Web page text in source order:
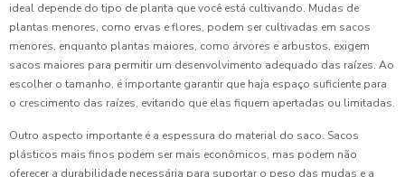
ideal depende do tipo de planta que você está cultivando. Mudas de
plantas menores, como ervas e flores, podem ser cultivadas em sacos
menores, enquanto plantas maiores, como árvores e arbustos, exigem
sacos maiores para permitir um desenvolvimento adequado das raízes. Ao
escolher o tamanho, é importante garantir que haja espaço suficiente para
o crescimento das raízes, evitando que elas fiquem apertadas ou limitadas.
Outro aspecto importante é a espessura do material do saco. Sacos
plásticos mais finos podem ser mais econômicos, mas podem não
oferecer a durabilidade necessária para suportar o peso das mudas e a